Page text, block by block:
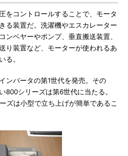
をコントロールすることで、モータ
る装置だ。洗濯機やエスカレーター
ンベヤーやポンプ、垂直搬送装置、
り装置など、モーターが使われるあ
る。
ンバータの第1世代を発売。その
800シリーズは第6世代に当たる。
ズは小型で立ち上げが簡単であるこ